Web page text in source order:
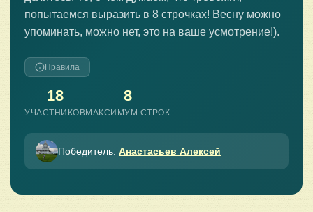
попытаемся выразить в 8 строчках! Весну можно
упоминать, можно нет, это на ваше усмотрение!).
Правила
18
УЧАСТНИКОВ
8
МАКСИМУМ СТРОК
Победитель: Анастасьев Алексей